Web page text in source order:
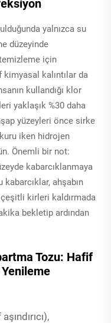
yalnızca su
düzeyinde
için
kimyasal kalıntılar da
kullandığı klor
yaklaşık %30 daha
yüzeyleri önce sirke
iken hidrojen
Önemli bir not:
kabarcıklanmaya
kabarcıklar, ahşabın
kirleri kaldırmada
bekletip ardından
Tozu: Hafif